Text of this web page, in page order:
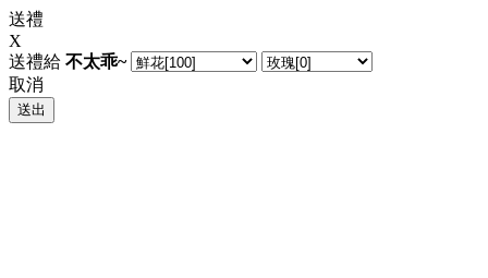
送禮
X
送禮給 不太乖~
取消